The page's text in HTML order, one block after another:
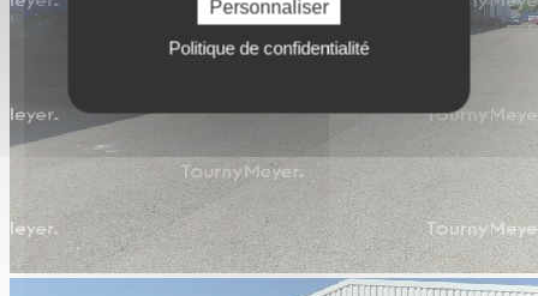
Personnaliser
Politique de confidentialité